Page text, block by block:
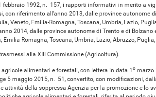
febbraio 1992, n. 157, i rapporti informativi in merito a
con riferimento all'anno 2013, dalle province autonome
Veneto, Emilia-Romagna, Toscana, Umbria, Lazio,
2014, dalle province autonome di Trento e di Bolzano
Emilia-Romagna, Toscana, Umbria, Lazio, Abruzzo,
alla XIII Commissione (Agricoltura).
alimentari e forestali, con lettera in data 1 o marzo
5 maggio 2015, n. 51, convertito, con modificazioni,
attività della soppressa Agenzia per la promozione e lo